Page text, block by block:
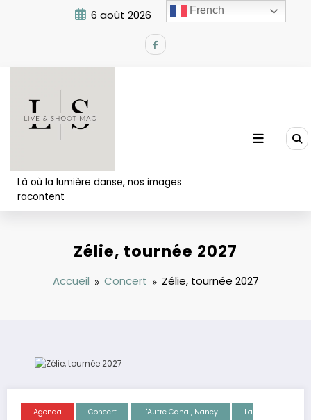
6 août 2026 7:31:39 AM
Là où la lumière danse, nos images
racontent
Zélie, tournée 2027
Accueil Concert Zélie, tournée 2027
Agenda Concert L'Autre Canal, Nancy
La
French